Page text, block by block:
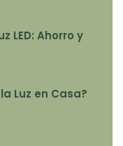
LED: Ahorro y
Luz en Casa?